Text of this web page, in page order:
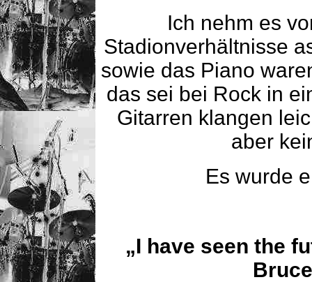
Ich nehm es
Stadionverhältnisse
sowie das Piano
das sei bei Rock in
Gitarren klangen
aber
Es wurde
„I have seen the